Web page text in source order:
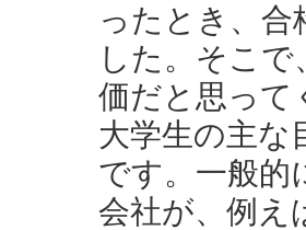
ったとき、合
した。そこ
価だと思って
大学生の主な
です。一般的
会社が、例え